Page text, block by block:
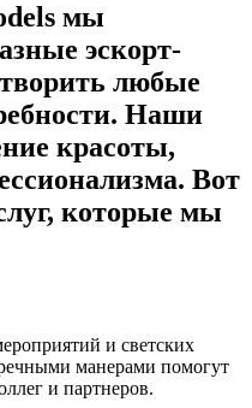
мы
эскорт-
любые
Наши
красоты,
Вот
которые мы
и светских
манерами помогут
и партнеров.